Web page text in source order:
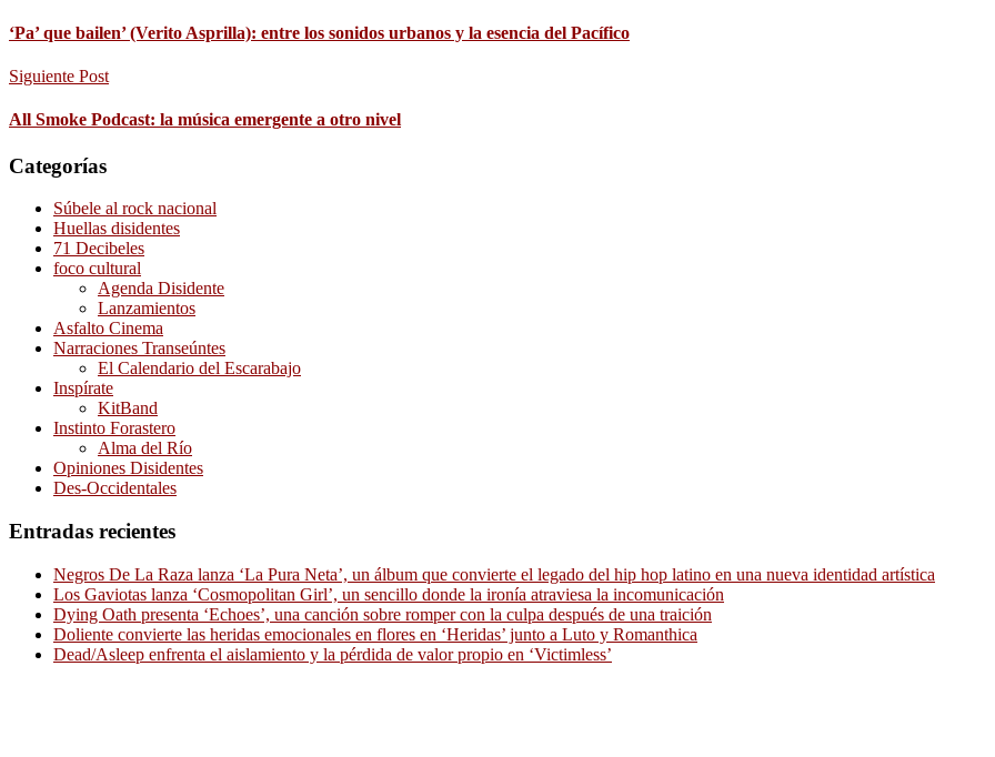
‘Pa’ que bailen’ (Verito Asprilla): entre los sonidos urbanos y la esencia del Pacífico
Siguiente Post
All Smoke Podcast: la música emergente a otro nivel
Categorías
Súbele al rock nacional
Huellas disidentes
71 Decibeles
foco cultural
Agenda Disidente
Lanzamientos
Asfalto Cinema
Narraciones Transeúntes
El Calendario del Escarabajo
Inspírate
KitBand
Instinto Forastero
Alma del Río
Opiniones Disidentes
Des-Occidentales
Entradas recientes
Negros De La Raza lanza ‘La Pura Neta’, un álbum que convierte el legado del hip hop latino en una nueva identidad artística
Los Gaviotas lanza ‘Cosmopolitan Girl’, un sencillo donde la ironía atraviesa la incomunicación
Dying Oath presenta ‘Echoes’, una canción sobre romper con la culpa después de una traición
Doliente convierte las heridas emocionales en flores en ‘Heridas’ junto a Luto y Romanthica
Dead/Asleep enfrenta el aislamiento y la pérdida de valor propio en ‘Victimless’